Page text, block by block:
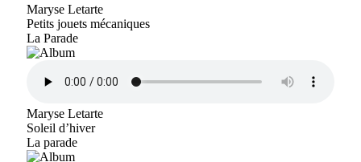
Maryse Letarte
Petits jouets mécaniques
La Parade
Maryse Letarte
Soleil d’hiver
La parade